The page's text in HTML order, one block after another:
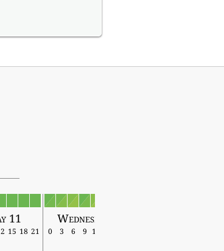
11 Wednesday 12
15 18 21 0 3 6 9 12